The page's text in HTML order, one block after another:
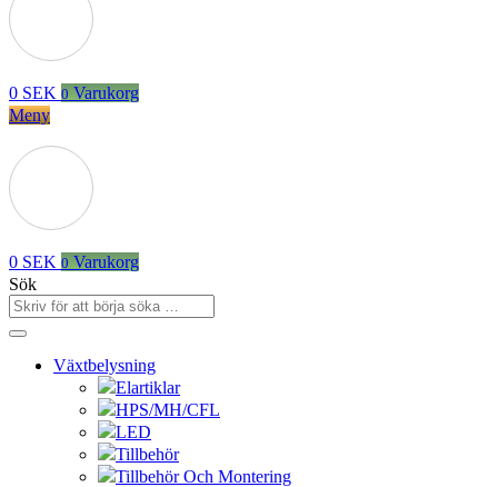
0 SEK 0 Varukorg
Meny
0 SEK 0 Varukorg
Sök
Växtbelysning
Elartiklar
HPS/MH/CFL
LED
Tillbehör
Tillbehör Och Montering